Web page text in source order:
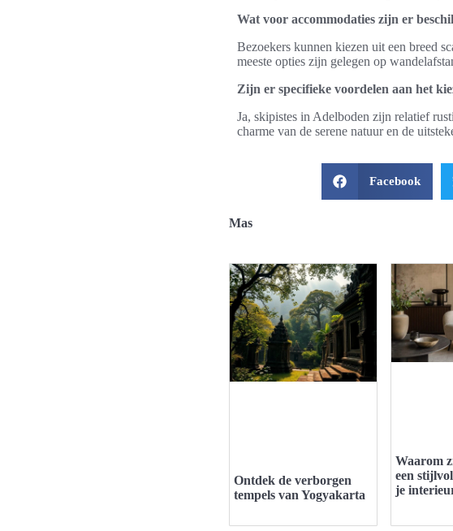
Wat voor accommodaties zijn er
Bezoekers kunnen kiezen uit een breed
meeste opties zijn gelegen op
Zijn er specifieke voordelen aan het
Ja, skipistes in Adelboden zijn relatief
charme van de serene natuur en de
Facebook
Mas
Ontdek de verborgen
tempels van Yogyakarta
Waarom
een
je